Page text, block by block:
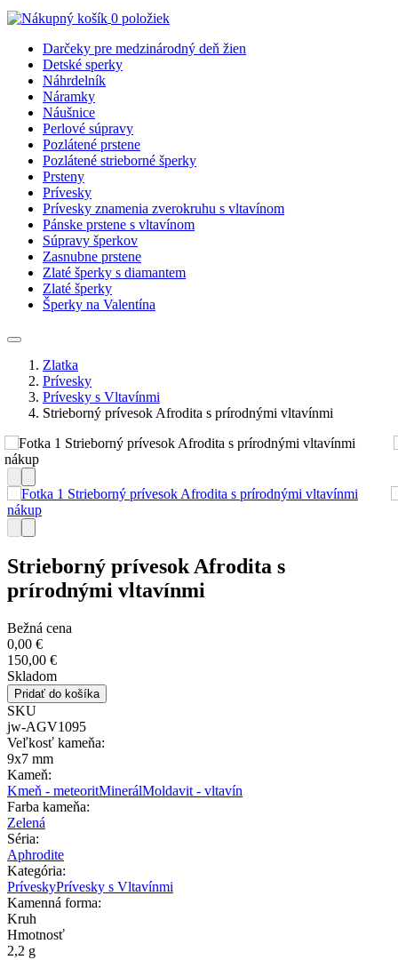
0 položiek
CatalogDarčeky pre medzinárodný deň žien
Detské sperky
Náhrdelník
Náramky
Náušnice
Perlové súpravy
Pozlátené prstene
Pozlátené strieborné šperky
Prsteny
Prívesky
Prívesky znamenia zverokruhu s vltavínom
Pánske prstene s vltavínom
Súpravy šperkov
Zasnubne prstene
Zlaté šperky s diamantem
Zlaté šperky
Šperky na Valentína
Zlatka
Prívesky
Prívesky s Vltavínmi
Strieborný prívesok Afrodita s prírodnými vltavínmi
Strieborný prívesok Afrodita s
prírodnými vltavínmi
Bežná cena
0,00 €
150,00 €
Skladom
SKU
jw-AGV1095
Veľkosť kameňa:
9x7 mm
Kameň:
Kmeň - meteoritMinerálMoldavit - vltavín
Farba kameňa:
Zelená
Séria:
Aphrodite
Kategória:
PríveskyPrívesky s Vltavínmi
Kamenná forma:
Kruh
Hmotnosť
2,2 g